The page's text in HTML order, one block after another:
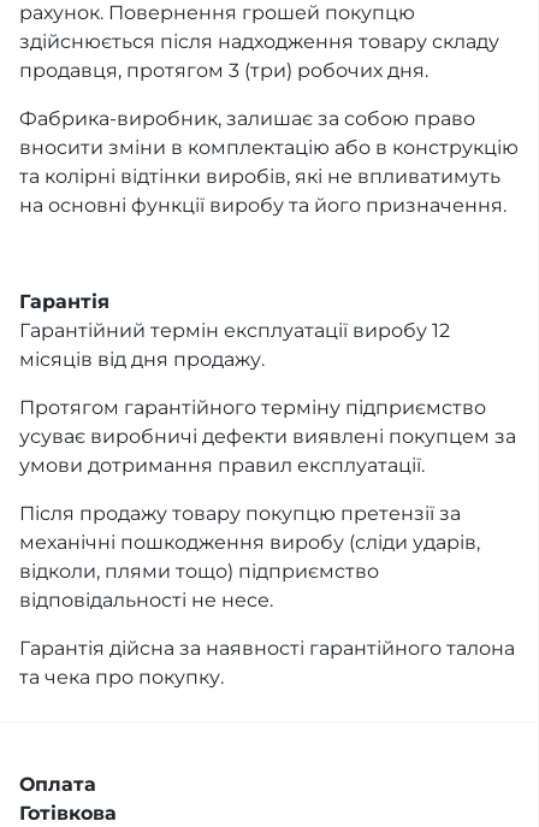
рахунок. Повернення грошей покупцю
здійснюється після надходження товару складу
продавця, протягом 3 (три) робочих дня.
Фабрика-виробник, залишає за собою право
вносити зміни в комплектацію або в конструкцію
та колірні відтінки виробів, які не впливатимуть
на основні функції виробу та його призначення.
Гарантія
Гарантійний термін експлуатації виробу 12
місяців від дня продажу.
Протягом гарантійного терміну підприємство
усуває виробничі дефекти виявлені покупцем за
умови дотримання правил експлуатації.
Після продажу товару покупцю претензії за
механічні пошкодження виробу (сліди ударів,
відколи, плями тощо) підприємство
відповідальності не несе.
Гарантія дійсна за наявності гарантійного талона
та чека про покупку.
Оплата
Готівкова